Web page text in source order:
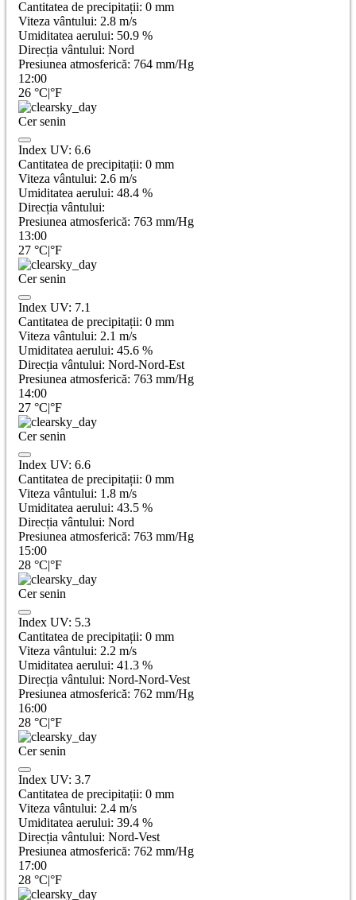
Cantitatea de precipitații: 0 mm
Viteza vântului: 2.8 m/s
Umiditatea aerului: 50.9 %
Direcția vântului: Nord
Presiunea atmosferică: 764 mm/Hg
12:00
26 °C|°F
Cer senin
Index UV: 6.6
Cantitatea de precipitații: 0 mm
Viteza vântului: 2.6 m/s
Umiditatea aerului: 48.4 %
Direcția vântului:
Presiunea atmosferică: 763 mm/Hg
13:00
27 °C|°F
Cer senin
Index UV: 7.1
Cantitatea de precipitații: 0 mm
Viteza vântului: 2.1 m/s
Umiditatea aerului: 45.6 %
Direcția vântului: Nord-Nord-Est
Presiunea atmosferică: 763 mm/Hg
14:00
27 °C|°F
Cer senin
Index UV: 6.6
Cantitatea de precipitații: 0 mm
Viteza vântului: 1.8 m/s
Umiditatea aerului: 43.5 %
Direcția vântului: Nord
Presiunea atmosferică: 763 mm/Hg
15:00
28 °C|°F
Cer senin
Index UV: 5.3
Cantitatea de precipitații: 0 mm
Viteza vântului: 2.2 m/s
Umiditatea aerului: 41.3 %
Direcția vântului: Nord-Nord-Vest
Presiunea atmosferică: 762 mm/Hg
16:00
28 °C|°F
Cer senin
Index UV: 3.7
Cantitatea de precipitații: 0 mm
Viteza vântului: 2.4 m/s
Umiditatea aerului: 39.4 %
Direcția vântului: Nord-Vest
Presiunea atmosferică: 762 mm/Hg
17:00
28 °C|°F